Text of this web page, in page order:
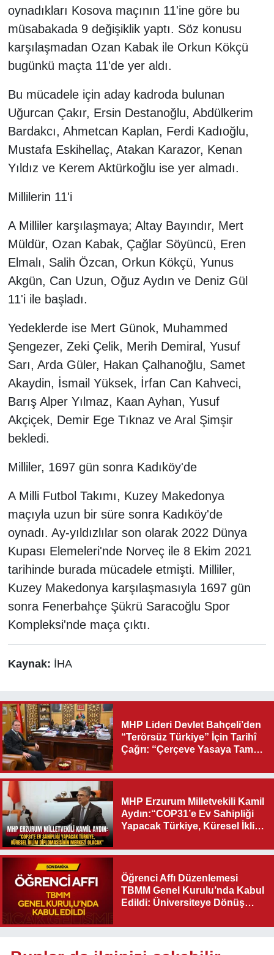
oynadıkları Kosova maçının 11'ine göre bu
müsabakada 9 değişiklik yaptı. Söz konusu
karşılaşmadan Ozan Kabak ile Orkun Kökçü
bugünkü maçta 11'de yer aldı.
Bu mücadele için aday kadroda bulunan
Uğurcan Çakır, Ersin Destanoğlu, Abdülkerim
Bardakcı, Ahmetcan Kaplan, Ferdi Kadıoğlu,
Mustafa Eskihellaç, Atakan Karazor, Kenan
Yıldız ve Kerem Aktürkoğlu ise yer almadı.
Millilerin 11'i
A Milliler karşılaşmaya; Altay Bayındır, Mert
Müldür, Ozan Kabak, Çağlar Söyüncü, Eren
Elmalı, Salih Özcan, Orkun Kökçü, Yunus
Akgün, Can Uzun, Oğuz Aydın ve Deniz Gül
11'i ile başladı.
Yedeklerde ise Mert Günok, Muhammed
Şengezer, Zeki Çelik, Merih Demiral, Yusuf
Sarı, Arda Güler, Hakan Çalhanoğlu, Samet
Akaydin, İsmail Yüksek, İrfan Can Kahveci,
Barış Alper Yılmaz, Kaan Ayhan, Yusuf
Akçiçek, Demir Ege Tıknaz ve Aral Şimşir
bekledi.
Milliler, 1697 gün sonra Kadıköy'de
A Milli Futbol Takımı, Kuzey Makedonya
maçıyla uzun bir süre sonra Kadıköy'de
oynadı. Ay-yıldızlılar son olarak 2022 Dünya
Kupası Elemeleri'nde Norveç ile 8 Ekim 2021
tarihinde burada mücadele etmişti. Milliler,
Kuzey Makedonya karşılaşmasıyla 1697 gün
sonra Fenerbahçe Şükrü Saracoğlu Spor
Kompleksi'nde maça çıktı.
Kaynak: İHA
MHP Lideri Devlet Bahçeli’den
“Terörsüz Türkiye” İçin Tarihî
Çağrı: “Çerçeve Yasaya Tam
MHP Erzurum Milletvekili Kamil
Aydın:“COP31’e Ev Sahipliği
Yapacak Türkiye, Küresel İklim
Olacak"
Öğrenci Affı Düzenlemesi
TBMM Genel Kurulu’nda Kabul
Edildi: Üniversiteye Dönüş